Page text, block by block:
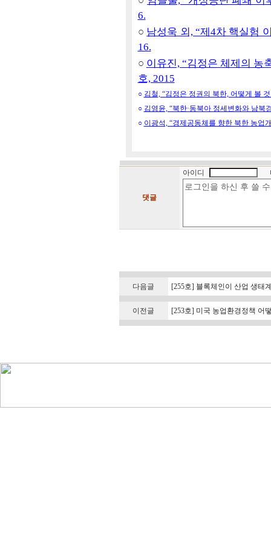
6.
○ 남성욱 외, “제4차 핵실험
16.
○ 이유진, “김정은 체제의 농
호, 2015
○ 김철, “김정은 정권의 북한, 어떻게 볼
○ 김영윤, “북한·동북아 정세변화와 남북
○ 이광석, “경제공동체를 향한 북한 농업
댓글
아이디
다음글 [255호] 블록체인이 산업 생태
이전글 [253호] 미국 농업환경정책 어